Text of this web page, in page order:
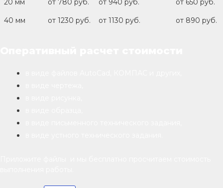
20 мм от 780 руб. от 940 руб. от 650 руб.
40 мм от 1230 руб. от 1130 руб. от 890 руб.